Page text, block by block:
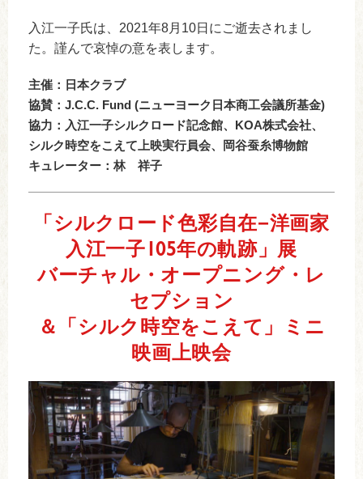
入江一子氏は、2021年8月10日にご逝去されまし
た。謹んで哀悼の意を表します。
主催：日本クラブ
協賛：J.C.C. Fund (ニューヨーク日本商工会議所基金)
協力：入江一子シルクロード記念館、KOA株式会社、
シルク時空をこえて上映実行員会、岡谷蚕糸博物館
キュレーター：林 祥子
「シルクロード色彩自在−洋画家
入江一子105年の軌跡」展
バーチャル・オープニング・レ
セプション
＆「シルク時空をこえて」ミニ
映画上映会